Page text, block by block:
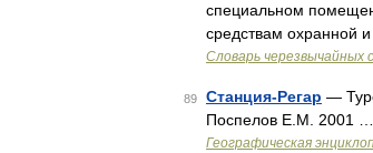
специальном
средствам охранной
Словарь черезвычайных
89 Станция-Регар —
Поспелов Е.М. 2001 …
Географическая